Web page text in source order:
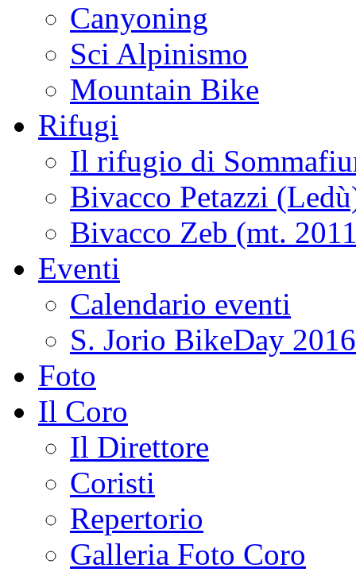
Canyoning
Sci Alpinismo
Mountain Bike
Rifugi
Il rifugio di
Bivacco Petazzi
Bivacco Zeb (mt.
Eventi
Calendario eventi
S. Jorio BikeDay 2016
Foto
Il Coro
Il Direttore
Coristi
Repertorio
Galleria Foto Coro